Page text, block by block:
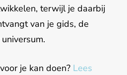
terwijl je daarbij
van je gids, de
je kan doen? Lees